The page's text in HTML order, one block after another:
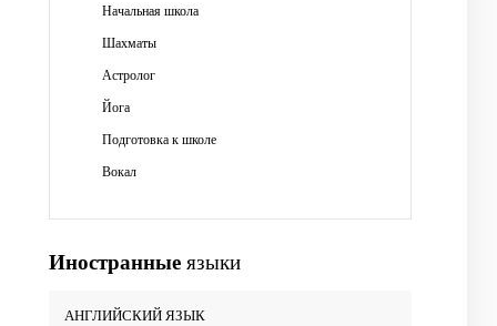
Начальная школа
Шахматы
Астролог
Йога
Подготовка к школе
Вокал
Иностранныеязыки
АНГЛИЙСКИЙ ЯЗЫК